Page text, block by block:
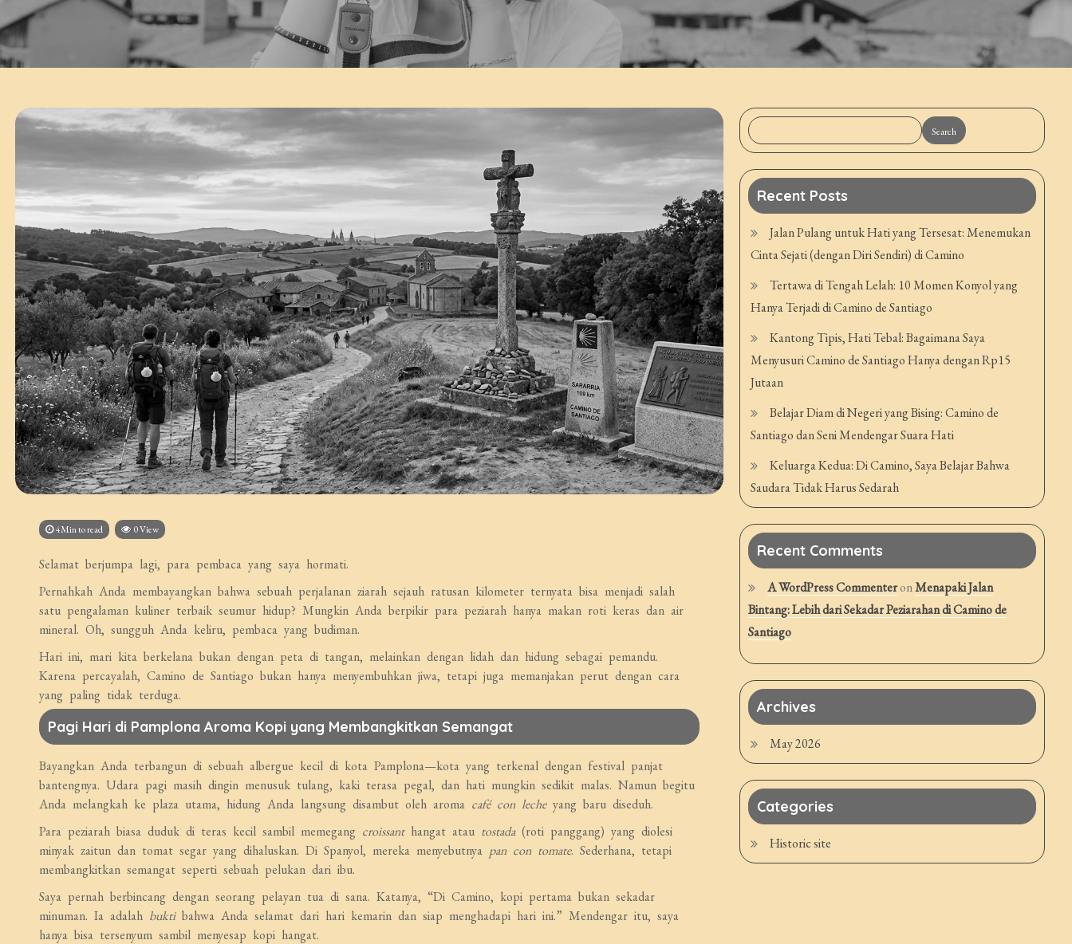
4Min to read 0 View
Selamat berjumpa lagi, para pembaca yang saya hormati.
Pernahkah Anda membayangkan bahwa sebuah perjalanan ziarah sejauh ratusan kilometer ternyata bisa menjadi salah
satu pengalaman kuliner terbaik seumur hidup? Mungkin Anda berpikir para peziarah hanya makan roti keras dan air
mineral. Oh, sungguh Anda keliru, pembaca yang budiman.
Hari ini, mari kita berkelana bukan dengan peta di tangan, melainkan dengan lidah dan hidung sebagai pemandu.
Karena percayalah, Camino de Santiago bukan hanya menyembuhkan jiwa, tetapi juga memanjakan perut dengan cara
yang paling tidak terduga.
Pagi Hari di Pamplona Aroma Kopi yang Membangkitkan Semangat
Bayangkan Anda terbangun di sebuah albergue kecil di kota Pamplona—kota yang terkenal dengan festival panjat
bantengnya. Udara pagi masih dingin menusuk tulang, kaki terasa pegal, dan hati mungkin sedikit malas. Namun begitu
Anda melangkah ke plaza utama, hidung Anda langsung disambut oleh aroma café con lecheyang baru diseduh.
Para peziarah biasa duduk di teras kecil sambil memegang croissanthangat atau tostada(roti panggang) yang diolesi
minyak zaitun dan tomat segar yang dihaluskan. Di Spanyol, mereka menyebutnya pan con tomate. Sederhana, tetapi
membangkitkan semangat seperti sebuah pelukan dari ibu.
Saya pernah berbincang dengan seorang pelayan tua di sana. Katanya, “Di Camino, kopi pertama bukan sekadar
minuman. Ia adalah buktibahwa Anda selamat dari hari kemarin dan siap menghadapi hari ini.” Mendengar itu, saya
hanya bisa tersenyum sambil menyesap kopi hangat.
Search
Recent Posts
Jalan Pulang untuk Hati yang Tersesat: Menemukan
Cinta Sejati (dengan Diri Sendiri) di Camino
Tertawa di Tengah Lelah: 10 Momen Konyol yang
Hanya Terjadi di Camino de Santiago
Kantong Tipis, Hati Tebal: Bagaimana Saya
Menyusuri Camino de Santiago Hanya dengan Rp15
Jutaan
Belajar Diam di Negeri yang Bising: Camino de
Santiago dan Seni Mendengar Suara Hati
Keluarga Kedua: Di Camino, Saya Belajar Bahwa
Saudara Tidak Harus Sedarah
Recent Comments
A WordPress CommenteronMenapaki Jalan
Bintang: Lebih dari Sekadar Peziarahan di Camino de
Santiago
Archives
May 2026
Categories
Historic site